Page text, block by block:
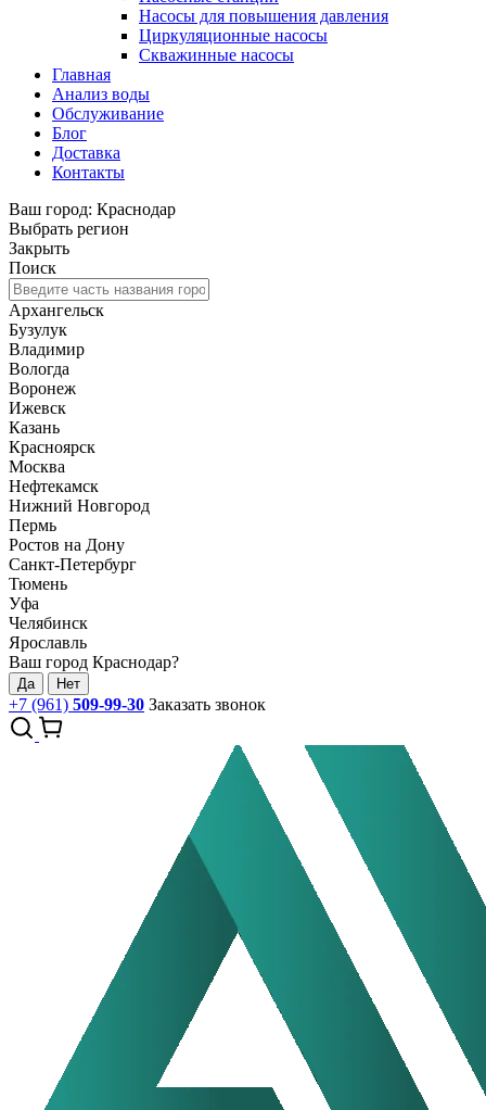
Насосы для повышения давления
Циркуляционные насосы
Скважинные насосы
Главная
Анализ воды
Обслуживание
Блог
Доставка
Контакты
Ваш город: Краснодар
Выбрать регион
Закрыть
Поиск
Архангельск
Бузулук
Владимир
Вологда
Воронеж
Ижевск
Казань
Красноярск
Москва
Нефтекамск
Нижний Новгород
Пермь
Ростов на Дону
Санкт-Петербург
Тюмень
Уфа
Челябинск
Ярославль
Ваш город Краснодар?
Да Нет
+7 (961) 509-99-30 Заказать звонок